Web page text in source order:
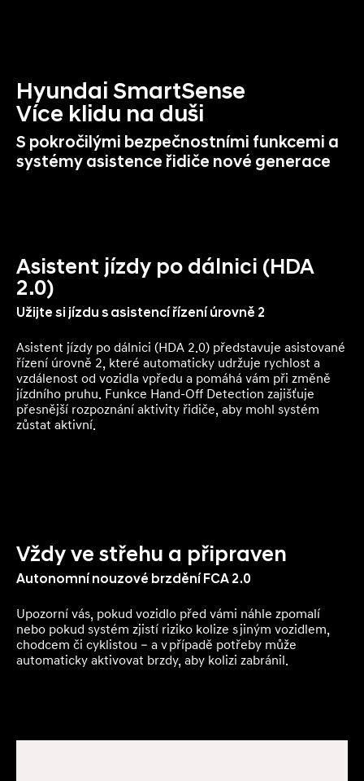
Hyundai SmartSense
Více klidu na duši
S pokročilými bezpečnostními funkcemi a
systémy asistence řidiče nové generace
Asistent jízdy po dálnici (HDA
2.0)
Užijte si jízdu s asistencí řízení úrovně 2
Asistent jízdy po dálnici (HDA 2.0) představuje asistované
řízení úrovně 2, které automaticky udržuje rychlost a
vzdálenost od vozidla vpředu a pomáhá vám při změně
jízdního pruhu. Funkce Hand‑Off Detection zajišťuje
přesnější rozpoznání aktivity řidiče, aby mohl systém
zůstat aktivní.
Vždy ve střehu a připraven
Autonomní nouzové brzdění FCA 2.0
Upozorní vás, pokud vozidlo před vámi náhle zpomalí
nebo pokud systém zjistí riziko kolize s jiným vozidlem,
chodcem či cyklistou – a v případě potřeby může
automaticky aktivovat brzdy, aby kolizi zabránil.